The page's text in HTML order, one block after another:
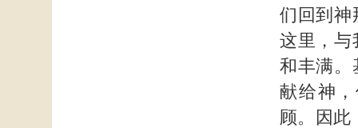
们回到神
这里，与
和丰满。
献给神
顾。因此